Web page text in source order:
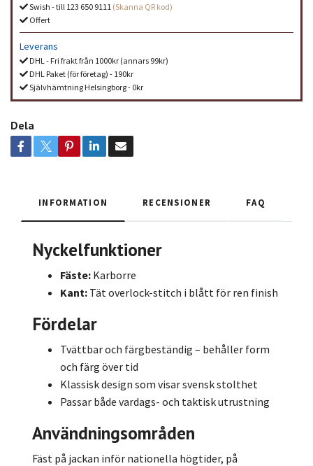
Swish - till 123 650 9111 (Skanna QR kod)
Offert
Leverans
DHL - Fri frakt från 1000kr (annars 99kr)
DHL Paket (för företag) - 190kr
Självhämtning Helsingborg - 0kr
Dela
INFORMATION RECENSIONER FAQ
Nyckelfunktioner
Fäste: Karborre
Kant: Tät overlock-stitch i blått för ren finish
Fördelar
Tvättbar och färgbeständig – behåller form
och färg över tid
Klassisk design som visar svensk stolthet
Passar både vardags- och taktisk utrustning
Användningsområden
Fäst på jackan inför nationella högtider, på